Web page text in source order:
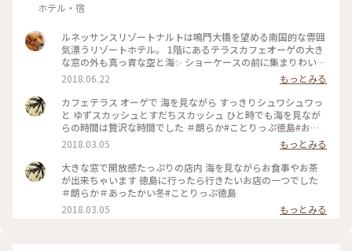
ホテル・宿
ルネッサンスリゾートナルトは鳴門大橋を望める南国的な雰囲
気漂うリゾートホテル。 1階にあるテラスカフェオーゲの大き
な窓の外も真っ青な空と海✨ ショーケースの前に集まりわいわ
いとケーキを選ぶ。 そんな瞬間も楽しくて ふと目に入ったプ
チトマトまでキラキラきれいで。。。みんなみたい☺️ #ことり
っぷ徳島 #海を見ながらみんなでカフェタイム #トマトケーキ
はフェアだったみたい #私は鳴門金時タルト
2018.06.22
もっとみる
カフェテラス オーゲで 海を見ながら すっきりシュワシュワっ
と ゆずスカッシュとすだちスカッシュ ひと時でも海を見なが
らの時間は贅沢な時間でした ＃朗らか#ことりっぷ徳島#お茶
時間
2018.03.05
もっとみる
大きな窓で開放感たっぷりの店内 海を見ながらお食事やお茶
が出来ちゃいます 徳島に行ったら行きたいお店の一つでした
＃朗らか＃あったかい冬#ことりっぷ徳島
2018.03.05
もっとみる